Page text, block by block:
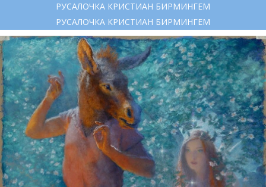
РУСАЛОЧКА КРИСТИАН БИРМИНГЕМ
РУСАЛОЧКА КРИСТИАН БИРМИНГЕМ